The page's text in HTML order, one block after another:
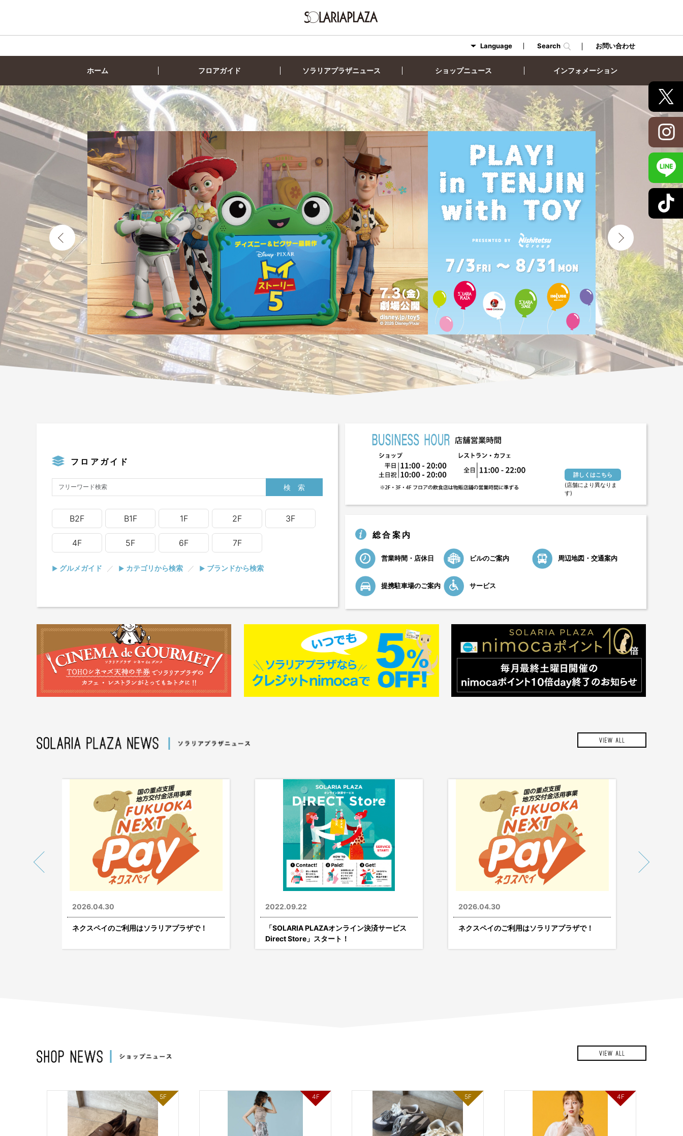
Language Search お問い合わせ
ホーム フロアガイド ソラリアプラザニュース ショップニュース インフォメーション
フロアガイド
B2F B1F 1F 2F 3F
4F 5F 6F 7F
▶ グルメガイド ／ ▶ カテゴリから検索 ／ ▶ ブランドから検索
詳しくはこちら
(店舗により異なりま
す)
総合案内
営業時間・店休日 ビルのご案内 周辺地図・交通案内
提携駐車場のご案内 サービス
2026.04.30
ネクスペイのご利用はソラリアプラザで！
2022.09.22
「SOLARIA PLAZAオンライン決済サービス
Direct Store」スタート！
2026.04.30
ネクスペイのご利用はソラリアプラザで！
5F 4F 5F 4F